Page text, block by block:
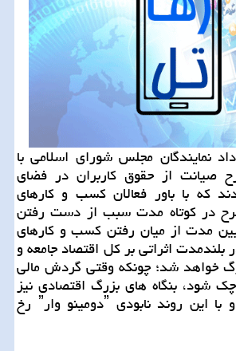
روز 6 مرداد نمایندگان مجلس شورای اسلامی با
طرح صیانت از حقوق کاربران در فضای
که با باور فعالان کسب و کارهای
طرح در کوتاه مدت سبب از دست رفتن
مدت از میان رفتن کسب و کارهای
اثراتی بر کل اقتصاد جامعه و
خواهد شد؛ چونکه وقتی گردش مالی
شود، بنگاه های بزرگ اقتصادی نیز
لطمه خواهند دید و با این روند نابودی ˮدومینو وارˮ رخ